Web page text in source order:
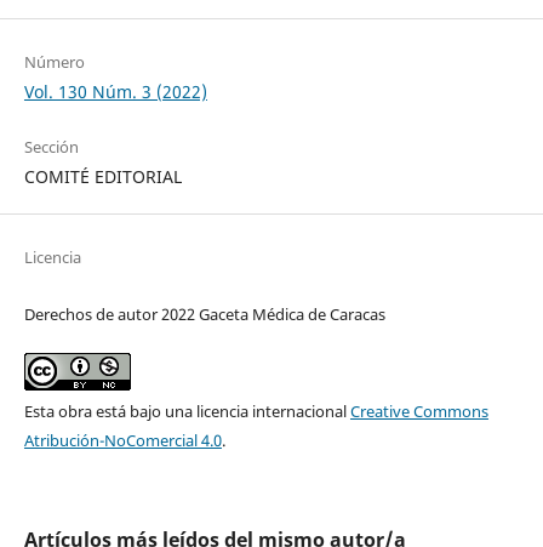
Número
Vol. 130 Núm. 3 (2022)
Sección
COMITÉ EDITORIAL
Licencia
Derechos de autor 2022 Gaceta Médica de Caracas
Esta obra está bajo una licencia internacionalCreative Commons
Atribución-NoComercial 4.0.
Artículos más leídos del mismo autor/a